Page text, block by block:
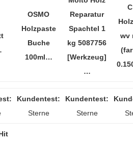
OSMO
Holzpaste
Buche
100ml…
Reparatur
Spachtel 1
kg 5087756
[Werkzeug]
…
wv
Kundentest:
Sterne
Kundentest:
Sterne